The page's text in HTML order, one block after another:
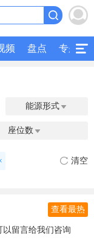
频 盘点 专题
能源形式 
座位数 
清空
查看最热
以留言给我们咨询